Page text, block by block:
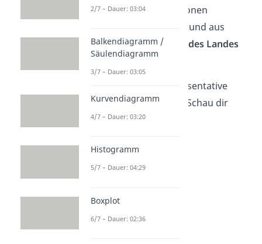
sollten zum Beispiel Personen
und aus
verschiedenen Regionen des Landes
befragt werden.
Aber wie kannst du repräsentative
Stichproben auswählen? Schau dir
dafür die verschiedenen
2/7 – Dauer: 03:04
Balkendiagramm /
Säulendiagramm
3/7 – Dauer: 03:05
Kurvendiagramm
4/7 – Dauer: 03:20
Histogramm
5/7 – Dauer: 04:29
Boxplot
6/7 – Dauer: 02:36